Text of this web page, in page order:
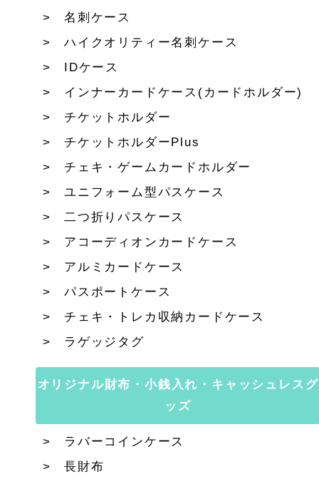
名刺ケース
ハイクオリティー名刺ケース
IDケース
インナーカードケース(カードホルダー)
チケットホルダー
チケットホルダーPlus
チェキ・ゲームカードホルダー
ユニフォーム型パスケース
二つ折りパスケース
アコーディオンカードケース
アルミカードケース
パスポートケース
チェキ・トレカ収納カードケース
ラゲッジタグ
オリジナル財布・小銭入れ・キャッシュレスグ
ッズ
ラバーコインケース
長財布